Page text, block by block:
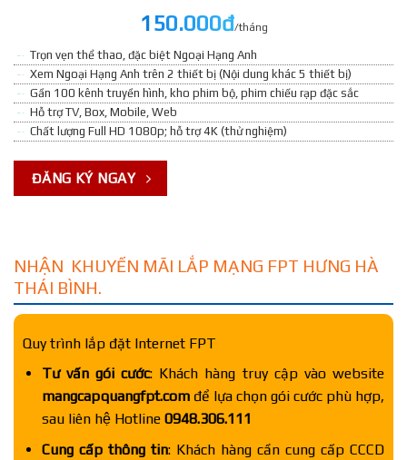
150.000đ/tháng
Trọn vẹn thể thao, đặc biệt Ngoại Hạng Anh
Xem Ngoại Hạng Anh trên 2 thiết bị (Nội dung khác 5 thiết bị)
Gần 100 kênh truyền hình, kho phim bộ, phim chiếu rạp đặc sắc
Hỗ trợ TV, Box, Mobile, Web
Chất lượng Full HD 1080p; hỗ trợ 4K (thử nghiệm)
ĐĂNG KÝ NGAY
NHẬN KHUYẾN MÃI LẮP MẠNG FPT HƯNG HÀ
THÁI BÌNH.
Quy trình lắp đặt Internet FPT
Tư vấn gói cước: Khách hàng truy cập vào website
mangcapquangfpt.comđể lựa chọn gói cước phù hợp,
sau liên hệ Hotline 0948.306.111
Cung cấp thông tin: Khách hàng cần cung cấp CCCD